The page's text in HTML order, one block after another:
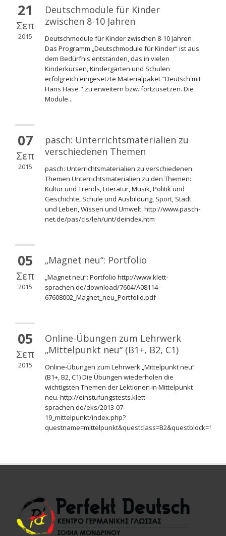
21
Σεπ
2015
Deutschmodule für Kinder
zwischen 8-10 Jahren
Deutschmodule für Kinder zwischen 8-10 Jahren
Das Programm „Deutschmodule für Kinder“ ist aus
dem Bedürfnis entstanden, das in vielen
Kinderkursen, Kindergärten und Schulen
erfolgreich eingesetzte Materialpaket "Deutsch mit
Hans Hase " zu erweitern bzw. fortzusetzen. Die
Module...
07
Σεπ
2015
pasch: Unterrichtsmaterialien zu
verschiedenen Themen
pasch: Unterrichtsmaterialien zu verschiedenen
Themen Unterrichtsmaterialien zu den Themen:
Kultur und Trends, Literatur, Musik, Politik und
Geschichte, Schule und Ausbildung, Sport, Stadt
und Leben, Wissen und Umwelt. http://www.pasch-
net.de/pas/cls/leh/unt/deindex.htm
05
Σεπ
2015
„Magnet neu“: Portfolio
„Magnet neu“: Portfolio http://www.klett-
sprachen.de/download/7604/A08114-
67608002_Magnet_neu_Portfolio.pdf
05
Σεπ
2015
Online-Übungen zum Lehrwerk
„Mittelpunkt neu“ (Β1+, Β2, C1)
Online-Übungen zum Lehrwerk „Mittelpunkt neu“
(Β1+, Β2, C1) Die Übungen wiederholen die
wichtigsten Themen der Lektionen in Mittelpunkt
neu. http://einstufungstests.klett-
sprachen.de/eks/2013-07-
19_mittelpunkt/index.php?
questname=mittelpunkt&questclass=B2&questblock=1